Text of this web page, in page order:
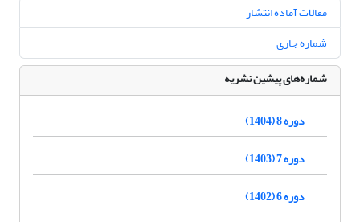
مقالات آماده انتشار
شماره جاری
شماره‌های پیشین نشریه
دوره 8 (1404)
دوره 7 (1403)
دوره 6 (1402)